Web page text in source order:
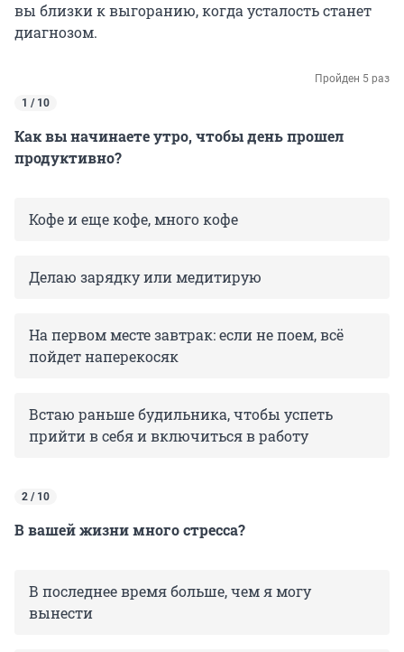
вы близки к выгоранию, когда усталость станет
диагнозом.
Пройден 5 раз
1 / 10
Как вы начинаете утро, чтобы день прошел
продуктивно?
Кофе и еще кофе, много кофе
Делаю зарядку или медитирую
На первом месте завтрак: если не поем, всё
пойдет наперекосяк
Встаю раньше будильника, чтобы успеть
прийти в себя и включиться в работу
2 / 10
В вашей жизни много стресса?
В последнее время больше, чем я могу
вынести